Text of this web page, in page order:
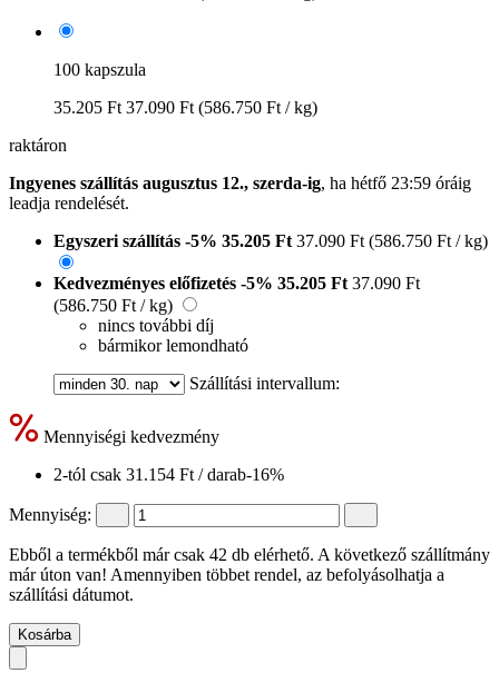
100 kapszula
35.205 Ft 37.090 Ft (586.750 Ft / kg)
raktáron
Ingyenes szállítás augusztus 12., szerda-ig, ha hétfő 23:59 óráig
leadja rendelését.
Egyszeri szállítás -5% 35.205 Ft 37.090 Ft (586.750 Ft / kg)
Kedvezményes előfizetés -5% 35.205 Ft 37.090 Ft
(586.750 Ft / kg)
nincs további díj
bármikor lemondható
Szállítási intervallum:
Mennyiségi kedvezmény
2-tól csak 31.154 Ft / darab-16%
Mennyiség:
Ebből a termékből már csak 42 db elérhető. A következő szállítmány
már úton van! Amennyiben többet rendel, az befolyásolhatja a
szállítási dátumot.
Kosárba